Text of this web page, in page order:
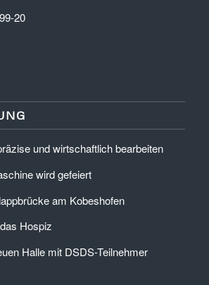
20
und wirtschaftlich bearbeiten
wird gefeiert
am Kobeshofen
Hospiz
Halle mit DSDS-Teilnehmer